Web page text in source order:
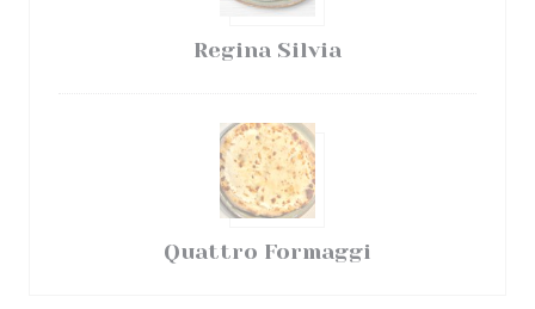
Regina Silvia
Quattro Formaggi